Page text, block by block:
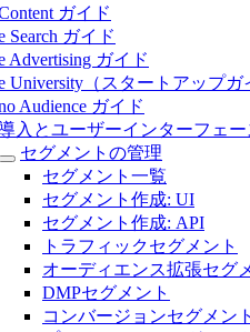
ガイド
Search ガイド
Advertising ガイド
University（スタートアップガ
Audience ガイド
入とユーザーインターフェ
セグメントの管理
セグメント一覧
セグメント作成: UI
セグメント作成: API
トラフィックセグメント
オーディエンス拡張セグ
DMPセグメント
コンバージョンセグメント